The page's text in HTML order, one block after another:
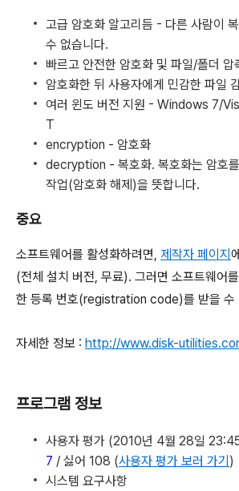
고급 암호화 알고리듬 - 다른 사람이
수 없습니다.
빠르고 안전한 암호화 및 파일/폴더 압
암호화한 뒤 사용자에게 민감한 파일
여러 윈도 버전 지원 - Windows 7/
T
encryption - 암호화
decryption - 복호화. 복호화는 암호
작업(암호화 해제)을 뜻합니다.
중요
소프트웨어를 활성화하려면, 제작자 페이지
(전체 설치 버전, 무료). 그러면 소프트웨어
한 등록 번호(registration code)를 받을 수
자세한 정보 : http://www.disk-
프로그램 정보
사용자 평가 (2010년 4월 28일
7 / 싫어 108 (사용자 평가 보러 가기 )
시스템 요구사항